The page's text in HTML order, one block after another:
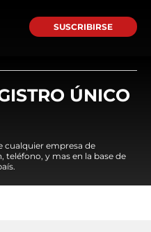
SUSCRIBIRSE
ÚNICO
cualquier empresa de
teléfono, y mas en la base de